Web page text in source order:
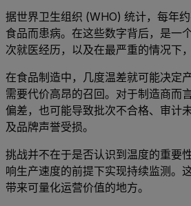
据世界卫生组织 (WHO) 统计，每年
食品而患病。在这些数字背后，是一
次就医经历，以及在最严重的情况下
在食品制造中，几度温差就可能决定
需要代价高昂的召回。对于制造商而
偏差，也可能导致批次不合格、审计
及品牌声誉受损。
挑战并不在于是否认识到温度的重要
响生产速度的前提下实现持续监测。
带来可量化运营价值的地方。